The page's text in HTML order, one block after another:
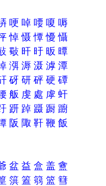
哽 啅 喓 嗄 嗕
悼慑憛懮懾
斀 旰 旴 昄 曋
渳溽滠滹潭
砑研砰硬磹
舨 虔 處 虖虷
趼 踔 蹑 蹰 躕
阪 陬靬鞭飯
盆益盒盖盦
篊篕篛篮篲